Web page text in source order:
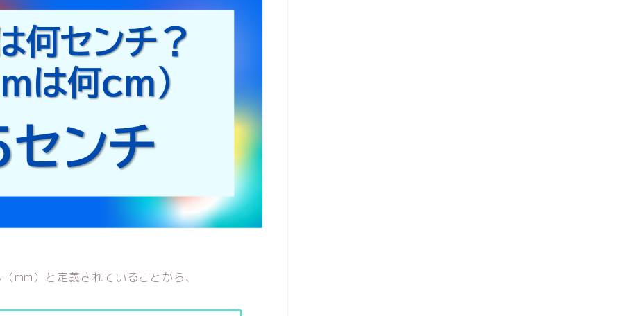
mm）と定義されていることから、